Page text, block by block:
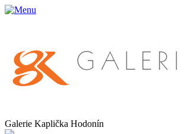
Galerie Kaplička Hodonín